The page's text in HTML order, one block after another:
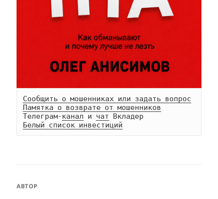
Сообщить о мошенниках или задать вопрос
Памятка о возврате от мошенников
Телеграм-канал и чат
Белый список инвестиций
АВТОР